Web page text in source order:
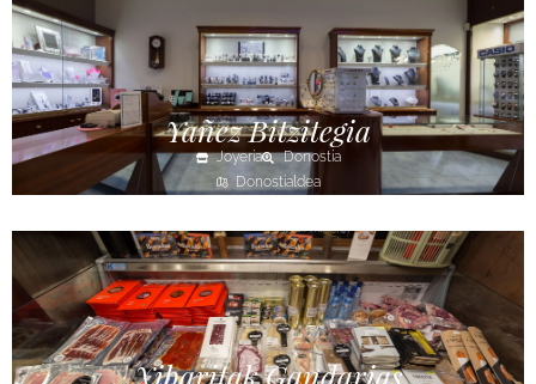
Yañez Bitzitegia
Joyería
Donostia
Donostialdea
Xibaritak Gandarias